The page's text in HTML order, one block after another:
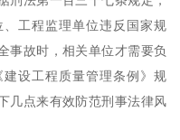
工程监理单位违反国家规
事故时，相关单位才需要负
设工程质量管理条例》规
几点来有效防范刑事法律风